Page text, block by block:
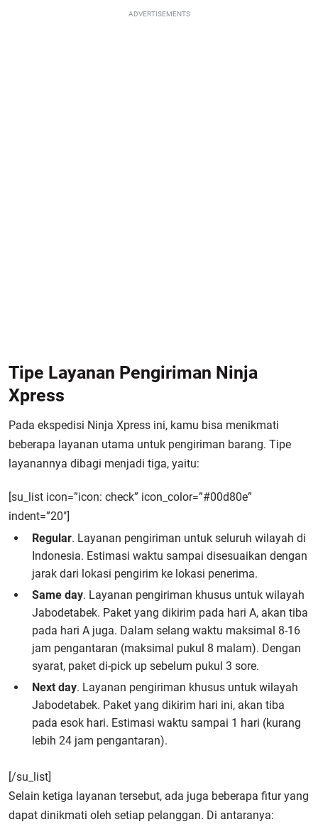
ADVERTISEMENTS
Tipe Layanan Pengiriman Ninja
Xpress
Pada ekspedisi Ninja Xpress ini, kamu bisa menikmati
beberapa layanan utama untuk pengiriman barang. Tipe
layanannya dibagi menjadi tiga, yaitu:
[su_list icon=”icon: check” icon_color=”#00d80e”
indent=”20″]
Regular. Layanan pengiriman untuk seluruh wilayah di
Indonesia. Estimasi waktu sampai disesuaikan dengan
jarak dari lokasi pengirim ke lokasi penerima.
Same day. Layanan pengiriman khusus untuk wilayah
Jabodetabek. Paket yang dikirim pada hari A, akan tiba
pada hari A juga. Dalam selang waktu maksimal 8-16
jam pengantaran (maksimal pukul 8 malam). Dengan
syarat, paket di-pick up sebelum pukul 3 sore.
Next day. Layanan pengiriman khusus untuk wilayah
Jabodetabek. Paket yang dikirim hari ini, akan tiba
pada esok hari. Estimasi waktu sampai 1 hari (kurang
lebih 24 jam pengantaran).
[/su_list]
Selain ketiga layanan tersebut, ada juga beberapa fitur yang
dapat dinikmati oleh setiap pelanggan. Di antaranya: